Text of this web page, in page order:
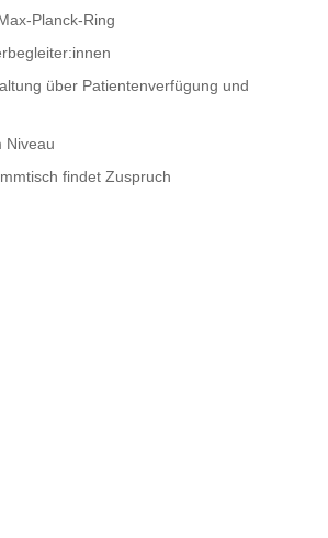
Planck-Ring
über Patientenverfügung und
Niveau
findet Zuspruch